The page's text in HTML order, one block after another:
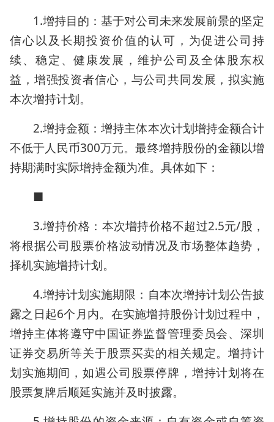
1.增持目的：基于对公司未来发展前景的坚定
信心以及长期投资价值的认可，为促进公司持
续、稳定、健康发展，维护公司及全体股东权
益，增强投资者信心，与公司共同发展，拟实施
本次增持计划。
2.增持金额：增持主体本次计划增持金额合计
不低于人民币300万元。最终增持股份的金额以增
持期满时实际增持金额为准。具体如下：
■
3.增持价格：本次增持价格不超过2.5元/股，
将根据公司股票价格波动情况及市场整体趋势，
择机实施增持计划。
4.增持计划实施期限：自本次增持计划公告披
露之日起6个月内。在实施增持股份计划过程中，
增持主体将遵守中国证券监督管理委员会、深圳
证券交易所等关于股票买卖的相关规定。增持计
划实施期间，如遇公司股票停牌，增持计划将在
股票复牌后顺延实施并及时披露。